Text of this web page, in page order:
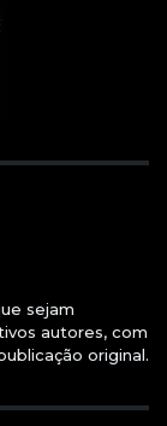
sejam
autores, com
original.